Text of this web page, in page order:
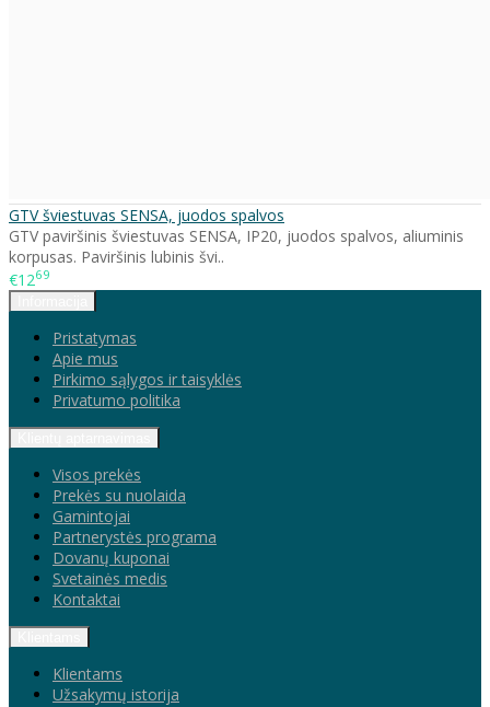
GTV šviestuvas SENSA, juodos spalvos
GTV paviršinis šviestuvas SENSA, IP20, juodos spalvos, aliuminis
korpusas. Paviršinis lubinis švi..
€1269
Pristatymas
Apie mus
Pirkimo sąlygos ir taisyklės
Privatumo politika
Visos prekės
Prekės su nuolaida
Gamintojai
Partnerystės programa
Dovanų kuponai
Svetainės medis
Kontaktai
Klientams
Užsakymų istorija